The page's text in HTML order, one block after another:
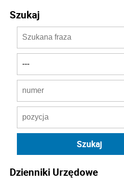
Szukaj
Dzienniki Urzędowe